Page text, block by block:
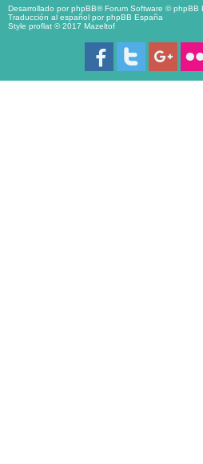
Desarrollado porphpBB® Forum Software © phpBB
Traducción al español porphpBB España
Style proflat © 2017 Mazeltof